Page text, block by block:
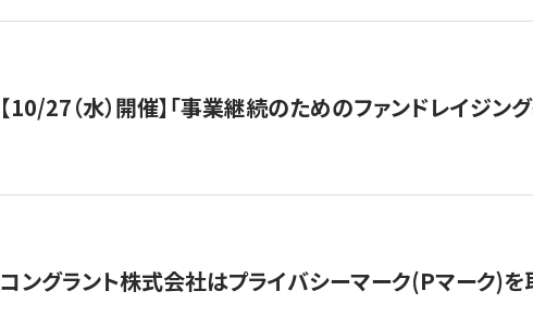
【10/27（水）開催】「事業継続のためのファンドレイジン
コングラント株式会社はプライバシーマーク(Pマーク)を